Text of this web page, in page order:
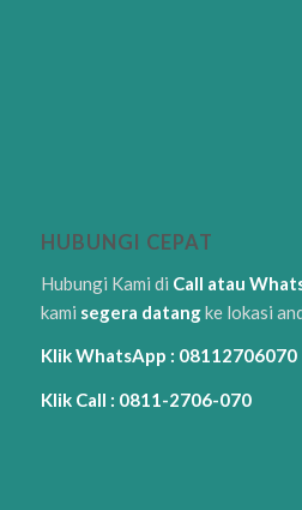
HUBUNGI CEPAT
Hubungi Kami di Call atau
kami segera datangke lokasi
Klik WhatsApp : 08112706070
Klik Call : 0811-2706-070